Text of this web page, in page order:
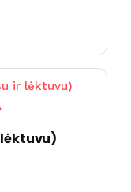
lėktuvu)